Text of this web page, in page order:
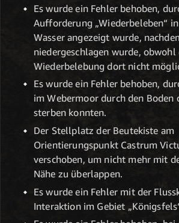
Es wurde ein Fehler behoben,
Aufforderung „Wiederbeleben“
Wasser angezeigt wurde,
niedergeschlagen wurde, obwohl
Wiederbelebung dort nicht
Es wurde ein Fehler behoben,
im Webermoor durch den Boden
sterben konnten.
Der Stellplatz der Beutekiste am
Orientierungspunkt Castrum
verschoben, um nicht mehr mit
Nähe zu überlappen.
Es wurde ein Fehler mit der
Interaktion im Gebiet